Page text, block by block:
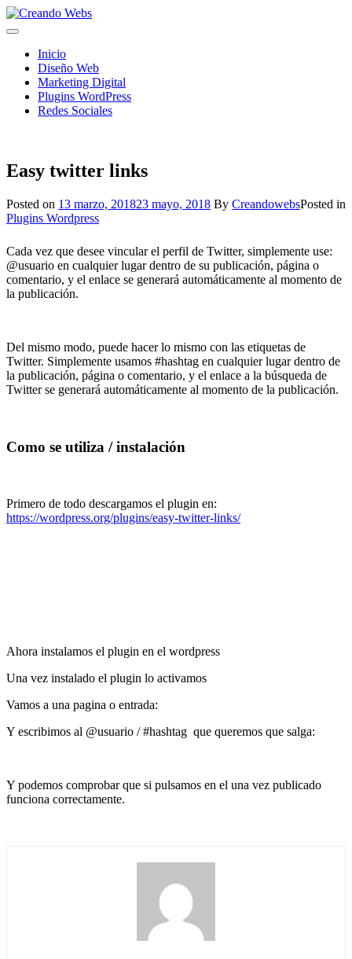
Skip
to
Inicio
Diseño Web
Marketing Digital
Plugins WordPress
Redes Sociales
Easy twitter links
Posted on 13 marzo, 201823 mayo, 2018 By CreandowebsPosted in
Plugins Wordpress
Cada vez que desee vincular el perfil de Twitter, simplemente use:
@usuario en cualquier lugar dentro de su publicación, página o
comentario, y el enlace se generará automáticamente al momento de
la publicación.
Del mismo modo, puede hacer lo mismo con las etiquetas de
Twitter. Simplemente usamos #hashtag en cualquier lugar dentro de
la publicación, página o comentario, y el enlace a la búsqueda de
Twitter se generará automáticamente al momento de la publicación.
Como se utiliza / instalación
Primero de todo descargamos el plugin en:
https://wordpress.org/plugins/easy-twitter-links/
Ahora instalamos el plugin en el wordpress
Una vez instalado el plugin lo activamos
Vamos a una pagina o entrada:
Y escribimos al @usuario / #hashtag que queremos que salga:
Y podemos comprobar que si pulsamos en el una vez publicado
funciona correctamente.